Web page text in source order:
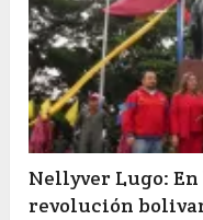
Nellyver Lugo: En
revolución